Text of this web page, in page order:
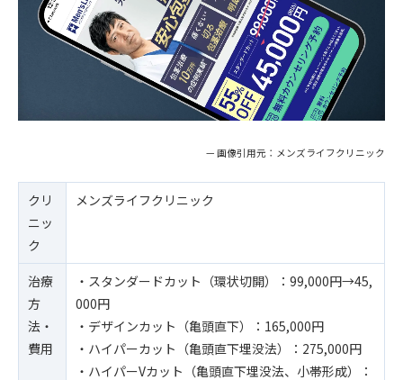
— 画像引用元：メンズライフクリニック
クリ
ニッ
ク
メンズライフクリニック
治療
方
法・
費用
・スタンダードカット（環状切開）：99,000円→45,
000円
・デザインカット（亀頭直下）：165,000円
・ハイパーカット（亀頭直下埋没法）：275,000円
・ハイパーVカット（亀頭直下埋没法、小帯形成）：